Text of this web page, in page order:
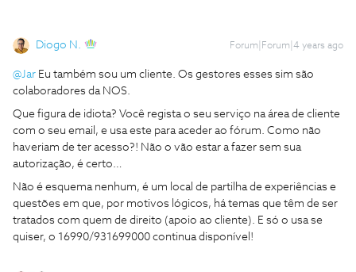
Diogo N. Forum|Forum|4 years ago
@Jar Eu também sou um cliente. Os gestores esses sim são
colaboradores da NOS.
Que figura de idiota? Você regista o seu serviço na área de cliente
com o seu email, e usa este para aceder ao fórum. Como não
haveriam de ter acesso?! Não o vão estar a fazer sem sua
autorização, é certo…
Não é esquema nenhum, é um local de partilha de experiências e
questões em que, por motivos lógicos, há temas que têm de ser
tratados com quem de direito (apoio ao cliente). E só o usa se
quiser, o 16990/931699000 continua disponível!